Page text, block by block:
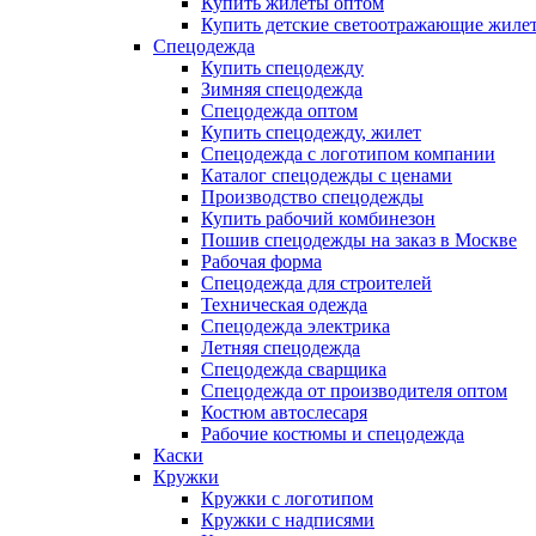
Купить детские светоотражающие
Спецодежда
Купить спецодежду
Зимняя спецодежда
Спецодежда оптом
Купить спецодежду, жилет
Спецодежда с логотипом компании
Каталог спецодежды с ценами
Производство спецодежды
Купить рабочий комбинезон
Пошив спецодежды на заказ в Москве
Рабочая форма
Спецодежда для строителей
Техническая одежда
Спецодежда электрика
Летняя спецодежда
Спецодежда сварщика
Спецодежда от производителя оптом
Костюм автослесаря
Рабочие костюмы и спецодежда
Каски
Кружки
Кружки с логотипом
Кружки с надписями